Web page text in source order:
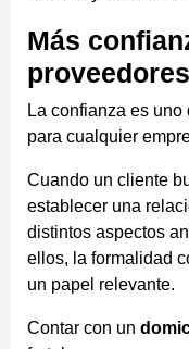
Más
proveedores
La confianza es
para cualquier
Cuando un cliente
establecer una
distintos aspectos
ellos, la formalidad
un papel relevante.
Contar con un